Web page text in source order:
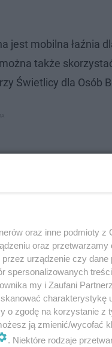
jest mobilna łaźnia
także
Świetlicy dla Osób
i cieszy się
oraz inne podmioty
oraz
urządzenie czy
spersonalizowanych
my i Zaufani
charakterystykę
o zgodę na korzystanie z
ją zmienić/wycofać
. Niektóre rodzaje